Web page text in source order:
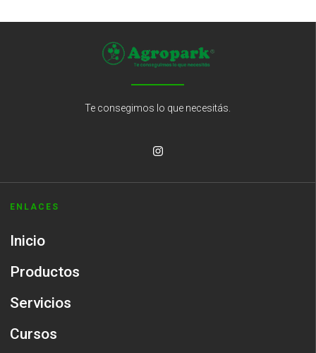
Te consegimos lo que necesitás.
ENLACES
Inicio
Productos
Servicios
Cursos